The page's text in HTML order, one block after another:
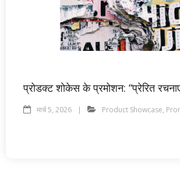
प्रोडक्ट शोकेस के प्रमोशन: “प्रेरित
मार्च 5, 2026 Product Showcase,